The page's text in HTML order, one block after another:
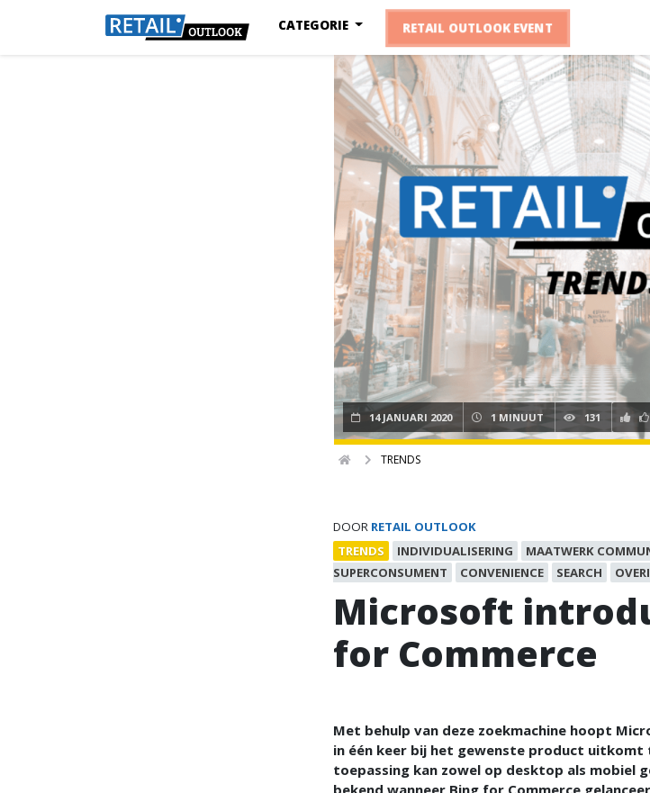
CATEGORIE RETAIL OUTLOOK EVENT
14 JANUARI 2020 1 MINUUT 131
TRENDS
DOOR RETAIL OUTLOOK
TRENDS
INDIVIDUALISERING MAATWERK
SUPERCONSUMENT
CONVENIENCE SEARCH
Microsoft
for Commerce
Met behulp van deze zoekmachine hoopt
in één keer bij het gewenste product uitkomt
toepassing kan zowel op desktop als mobiel